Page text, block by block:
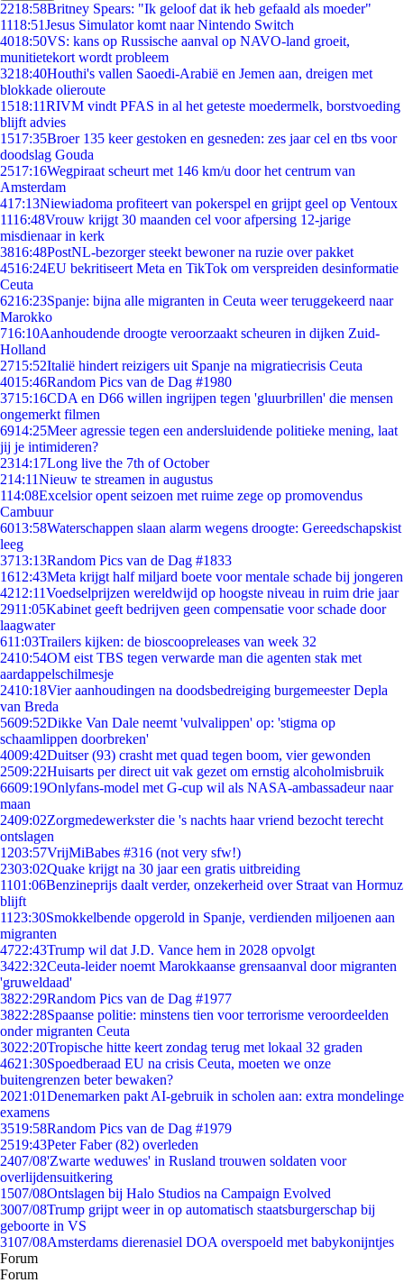
2218:58Britney Spears: "Ik geloof dat ik heb gefaald als moeder"
1118:51Jesus Simulator komt naar Nintendo Switch
4018:50VS: kans op Russische aanval op NAVO-land groeit,
munitietekort wordt probleem
3218:40Houthi's vallen Saoedi-Arabië en Jemen aan, dreigen met
blokkade olieroute
1518:11RIVM vindt PFAS in al het geteste moedermelk, borstvoeding
blijft advies
1517:35Broer 135 keer gestoken en gesneden: zes jaar cel en tbs voor
doodslag Gouda
2517:16Wegpiraat scheurt met 146 km/u door het centrum van
Amsterdam
417:13Niewiadoma profiteert van pokerspel en grijpt geel op Ventoux
1116:48Vrouw krijgt 30 maanden cel voor afpersing 12-jarige
misdienaar in kerk
3816:48PostNL-bezorger steekt bewoner na ruzie over pakket
4516:24EU bekritiseert Meta en TikTok om verspreiden desinformatie
Ceuta
6216:23Spanje: bijna alle migranten in Ceuta weer teruggekeerd naar
Marokko
716:10Aanhoudende droogte veroorzaakt scheuren in dijken Zuid-
Holland
2715:52Italië hindert reizigers uit Spanje na migratiecrisis Ceuta
4015:46Random Pics van de Dag #1980
3715:16CDA en D66 willen ingrijpen tegen 'gluurbrillen' die mensen
ongemerkt filmen
6914:25Meer agressie tegen een andersluidende politieke mening, laat
jij je intimideren?
2314:17Long live the 7th of October
214:11Nieuw te streamen in augustus
114:08Excelsior opent seizoen met ruime zege op promovendus
Cambuur
6013:58Waterschappen slaan alarm wegens droogte: Gereedschapskist
leeg
3713:13Random Pics van de Dag #1833
1612:43Meta krijgt half miljard boete voor mentale schade bij jongeren
4212:11Voedselprijzen wereldwijd op hoogste niveau in ruim drie jaar
2911:05Kabinet geeft bedrijven geen compensatie voor schade door
laagwater
611:03Trailers kijken: de bioscoopreleases van week 32
2410:54OM eist TBS tegen verwarde man die agenten stak met
aardappelschilmesje
2410:18Vier aanhoudingen na doodsbedreiging burgemeester Depla
van Breda
5609:52Dikke Van Dale neemt 'vulvalippen' op: 'stigma op
schaamlippen doorbreken'
4009:42Duitser (93) crasht met quad tegen boom, vier gewonden
2509:22Huisarts per direct uit vak gezet om ernstig alcoholmisbruik
6609:19Onlyfans-model met G-cup wil als NASA-ambassadeur naar
maan
2409:02Zorgmedewerkster die 's nachts haar vriend bezocht terecht
ontslagen
1203:57VrijMiBabes #316 (not very sfw!)
2303:02Quake krijgt na 30 jaar een gratis uitbreiding
1101:06Benzineprijs daalt verder, onzekerheid over Straat van Hormuz
blijft
11 23:30Smokkelbende opgerold in Spanje, verdienden miljoenen aan
migranten
4722:43Trump wil dat J.D. Vance hem in 2028 opvolgt
3422:32Ceuta-leider noemt Marokkaanse grensaanval door migranten
'gruweldaad'
3822:29Random Pics van de Dag #1977
3822:28Spaanse politie: minstens tien voor terrorisme veroordeelden
onder migranten Ceuta
3022:20Tropische hitte keert zondag terug met lokaal 32 graden
4621:30Spoedberaad EU na crisis Ceuta, moeten we onze
buitengrenzen beter bewaken?
2021:01Denemarken pakt AI-gebruik in scholen aan: extra mondelinge
examens
3519:58Random Pics van de Dag #1979
2519:43Peter Faber (82) overleden
2407/08'Zwarte weduwes' in Rusland trouwen soldaten voor
overlijdensuitkering
1507/08Ontslagen bij Halo Studios na Campaign Evolved
3007/08Trump grijpt weer in op automatisch staatsburgerschap bij
geboorte in VS
3107/08Amsterdams dierenasiel DOA overspoeld met babykonijntjes
Forum
Forum